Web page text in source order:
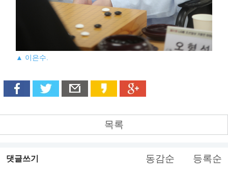
▲ 이은수.
목록
댓글쓰기 동감순 등록순